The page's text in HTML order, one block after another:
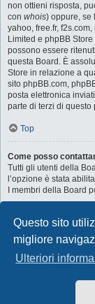
Questo sito
migliore
Ulteriori
non ottieni risposta,
con whois) oppure, se
yahoo, free.fr,
Limited e phpBB
possono essere
questa Board. È
Store in relazione a
sito phpBB.com,
posta elettronica
parte di terzi di
Top
Come posso
Tutti gli utenti della
l’opzione è stata
I membri della Board
Indice